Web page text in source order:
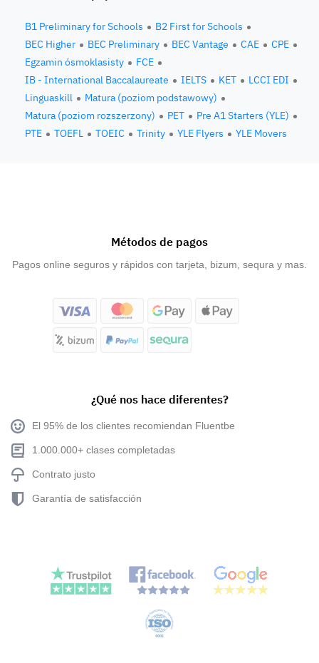
B1 Preliminary for Schools
B2 First for Schools
BEC Higher
BEC Preliminary BEC Vantage CAE
CPE
Egzamin ósmoklasisty
FCE
IB - International Baccalaureate
IELTS KET
LCCI EDI
Linguaskill
Matura (poziom podstawowy)
Matura (poziom rozszerzony)
PET
Pre A1 Starters (YLE)
PTE
TOEFL TOEIC Trinity YLE Flyers YLE Movers
Métodos de pagos
Pagos online seguros y rápidos con tarjeta, bizum, sequra y mas.
¿Qué nos hace diferentes?
El 95% de los clientes recomiendan Fluentbe
1.000.000+ clases completadas
Contrato justo
Garantía de satisfacción